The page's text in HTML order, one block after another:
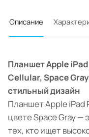
Описание
Планшет Apple
Cellular, Space
стильный дизайн
Планшет Apple iPad
цвете Space Gray —
тех, кто ищет